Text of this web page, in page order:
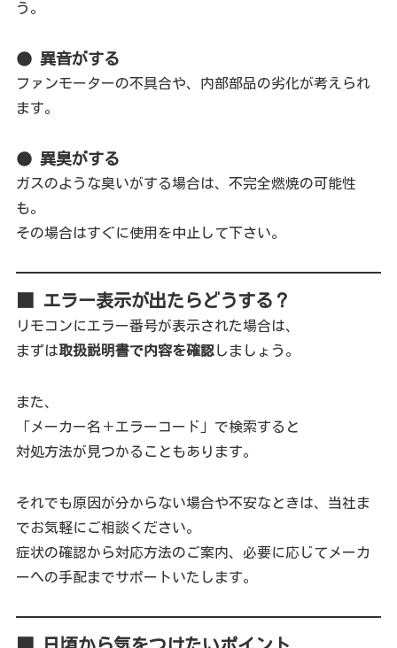
う。
● 異音がする
ファンモーターの不具合や、内部部品の劣化が考えられ
ます。
● 異臭がする
ガスのような臭いがする場合は、不完全燃焼の可能性
も。
その場合はすぐに使用を中止して下さい。
■ エラー表示が出たらどうする？
リモコンにエラー番号が表示された場合は、
まずは取扱説明書で内容を確認しましょう。
また、
「メーカー名＋エラーコード」で検索すると
対処方法が見つかることもあります。
それでも原因が分からない場合や不安なときは、当社ま
でお気軽にご相談ください。
症状の確認から対応方法のご案内、必要に応じてメーカ
ーへの手配までサポートいたします。